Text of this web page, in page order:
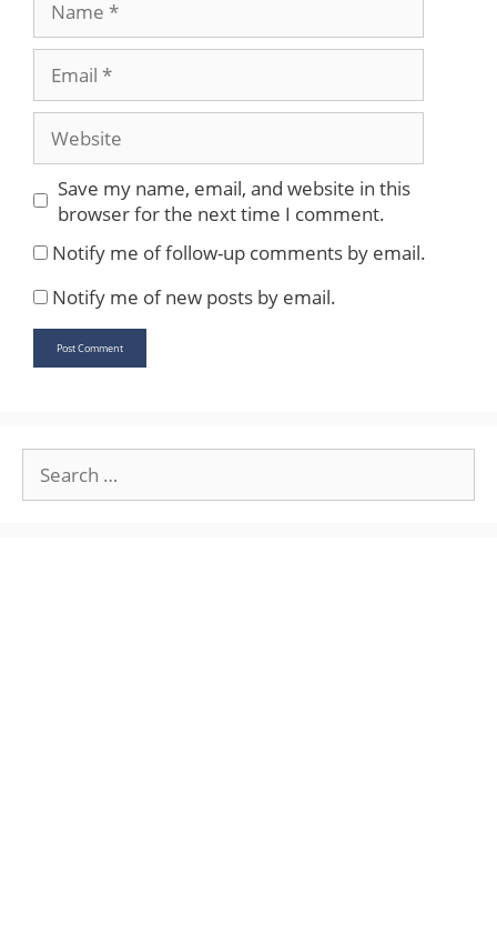
Save my name, email, and website in this
browser for the next time I comment.
Notify me of follow-up comments by email.
Notify me of new posts by email.
for: